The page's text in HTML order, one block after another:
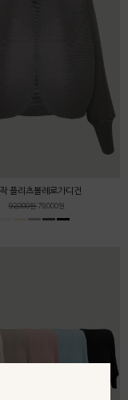
플리츠볼레로가디건
92,000원79,000원